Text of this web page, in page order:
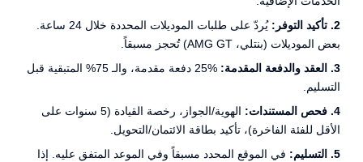
2. تأكيد التوفر:
يُردّ على طلبات الموديلات المحددة خلال 24 ساعة.
بعض الموديلات (بنتلي، AMG GT) تُحجز مسبقاً.
3. العقد والدفعة المقدمة:
25% دفعة مقدمة، والـ 75% المتبقية قبل
التسليم.
4. فحص المستندات:
الهوية/الجواز، رخصة القيادة (5 سنوات على
الأقل للفئة الفاخرة)، تأكيد بطاقة الائتمان/التحويل.
5. التسليم:
في الموقع المحدد مسبقاً وفي الموعد المتفق عليه. إذا